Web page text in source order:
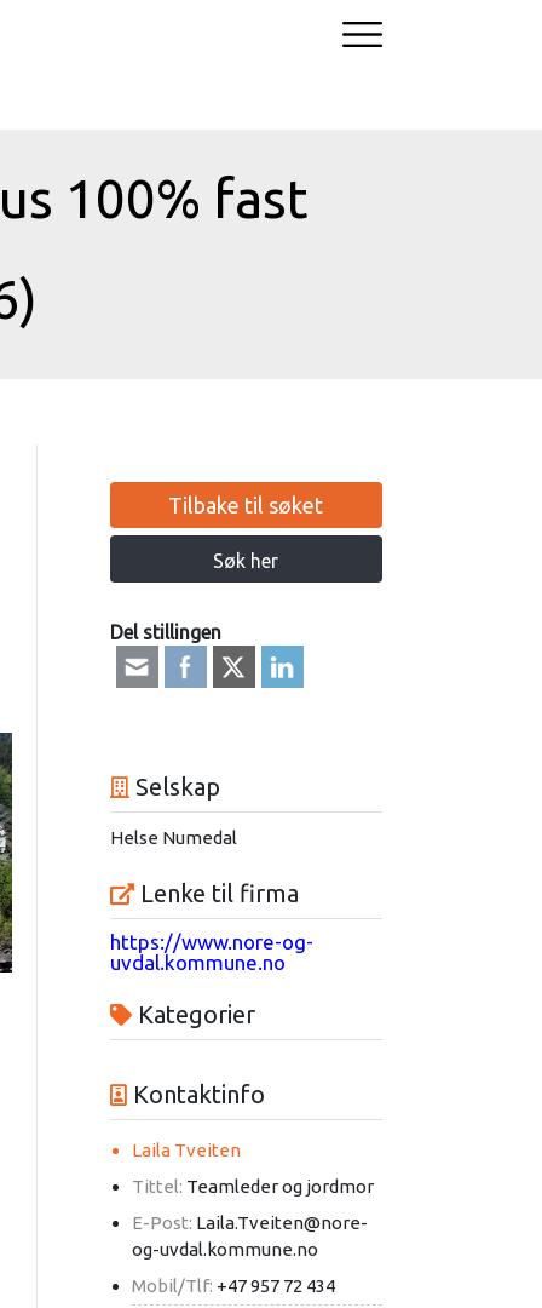
100% fast
Tilbake til søket
Søk her
Del stillingen
Selskap
Helse Numedal
Lenke til firma
https://www.nore-og-
uvdal.kommune.no
Kategorier
Kontaktinfo
Laila Tveiten
Tittel: Teamleder og jordmor
E-Post: Laila.Tveiten@nore-
og-uvdal.kommune.no
Mobil/Tlf: +47 957 72 434